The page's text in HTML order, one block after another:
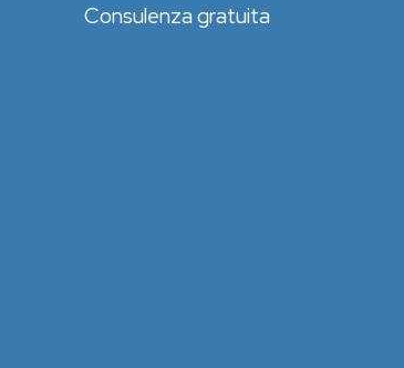
Consulenza gratuita